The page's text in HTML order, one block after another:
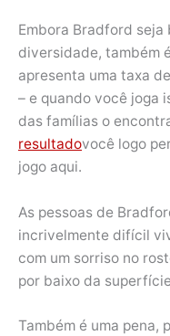
Embora Bradford seja
diversidade, também
apresenta uma taxa
– e quando você joga
das famílias o
resultadovocê logo
jogo aqui.
As pessoas de
incrivelmente difícil
com um sorriso no
por baixo da
Também é uma pena,